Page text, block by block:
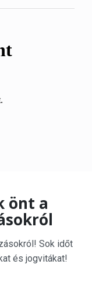
önt a
Sok időt
és jogvitákat!